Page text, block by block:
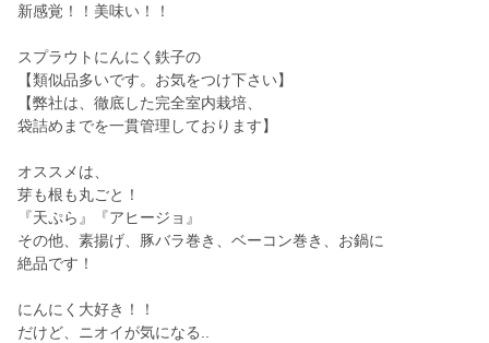
新感覚！！美味い！！
スプラウトにんにく鉄子の
【類似品多いです。お気をつけ下さい】
【弊社は、徹底した完全室内栽培、
袋詰めまでを一貫管理しております】
オススメは、
芽も根も丸ごと！
『天ぷら』『アヒージョ』
その他、素揚げ、豚バラ巻き、ベーコン巻き、お鍋に
絶品です！
にんにく大好き！！
だけど、ニオイが気になる..